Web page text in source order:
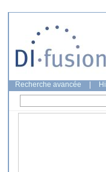
Recherche avancée